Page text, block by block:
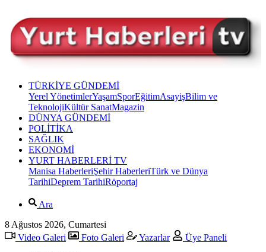
TÜRKİYE GÜNDEMİ
Yerel YönetimlerYaşamSporEğitimAsayişBilim ve
TeknolojiKültür SanatMagazin
DÜNYA GÜNDEMİ
POLİTİKA
SAĞLIK
EKONOMİ
YURT HABERLERİ TV
Manisa HaberleriŞehir HaberleriTürk ve Dünya
TarihiDeprem TarihiRöportaj
Ara
8 Ağustos 2026, Cumartesi
Video Galeri
Foto Galeri Yazarlar
Üye Paneli